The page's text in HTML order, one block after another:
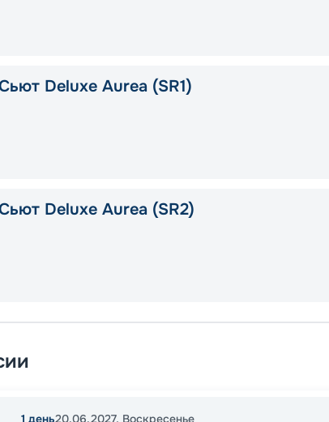
Deluxe Aurea (SR1)
Deluxe Aurea (SR2)
1 день20.06.2027, Воскресенье